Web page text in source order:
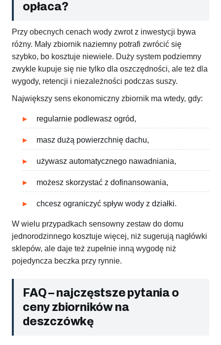
opłaca?
Przy obecnych cenach wody zwrot z inwestycji bywa
różny. Mały zbiornik naziemny potrafi zwrócić się
szybko, bo kosztuje niewiele. Duży system podziemny
zwykle kupuje się nie tylko dla oszczędności, ale też dla
wygody, retencji i niezależności podczas suszy.
Największy sens ekonomiczny zbiornik ma wtedy, gdy:
regularnie podlewasz ogród,
masz dużą powierzchnię dachu,
używasz automatycznego nawadniania,
możesz skorzystać z dofinansowania,
chcesz ograniczyć spływ wody z działki.
W wielu przypadkach sensowny zestaw do domu
jednorodzinnego kosztuje więcej, niż sugerują nagłówki
sklepów, ale daje też zupełnie inną wygodę niż
pojedyncza beczka przy rynnie.
FAQ – najczęstsze pytania o
ceny zbiorników na
deszczówkę